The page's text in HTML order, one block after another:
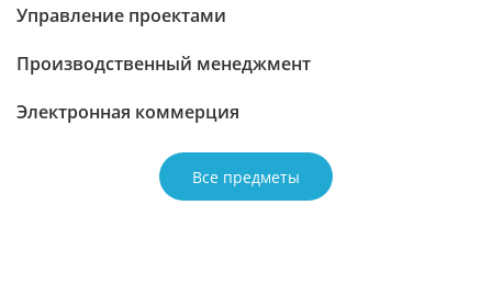
Управление проектами
Производственный менеджмент
Электронная коммерция
Все предметы